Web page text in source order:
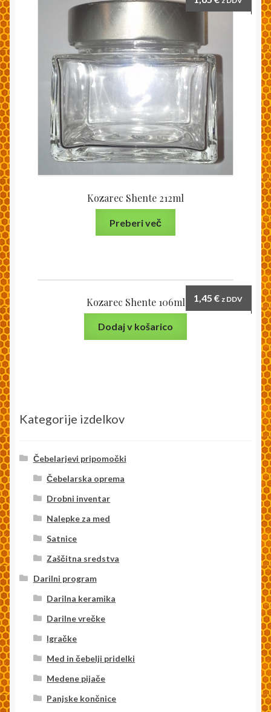
Kozarec Shente 212ml
Preberi več
Kozarec Shente 106ml 1,45€ z DDV
Dodaj v košarico
Kategorije izdelkov
Čebelarjevi pripomočki
Čebelarska oprema
Drobni inventar
Nalepke za med
Satnice
Zaščitna sredstva
Darilni program
Darilna keramika
Darilne vrečke
Igračke
Med in čebelji pridelki
Medene pijače
Panjske končnice